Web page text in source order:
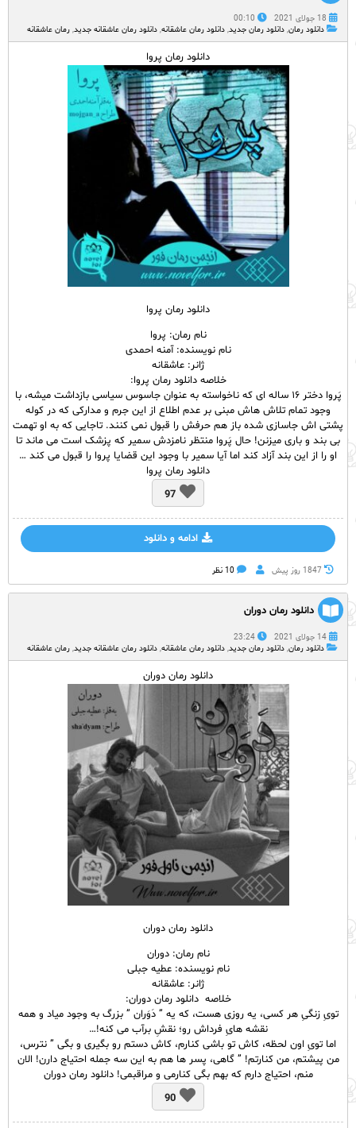
18 جولای 2021
00:10
دانلود رمان, دانلود رمان جدید, دانلود رمان عاشقانه, دانلود رمان عاشقانه جدید, رمان عاشقانه
دانلود رمان پروا
دانلود رمان پروا
نام رمان: پروا
نام نویسنده: آمنه احمدی
ژانر: عاشقانه
خلاصه دانلود رمان پروا:
پَروا دختر ۱۶ ساله ای که ناخواسته به عنوان جاسوس سیاسی بازداشت میشه، با
وجود تمام تلاش هاش مبنی بر عدم اطلاع از این جرم و مدارکی که در کوله
پشتی اش جاسازی شده باز هم حرفش را قبول نمی کنند. تاجایی که به او تهمت
بی بند و باری میزنن! حال پَروا منتظر نامزدش سمیر که پزشک است می ماند تا
او را از این بند آزاد کند اما آیا سمیر با وجود این قضایا پروا را قبول می کند …
دانلود رمان پروا
97
ادامه و دانلود
1847 روز پيش 10 نظر
دانلود رمان دوران
14 جولای 2021
23:24
دانلود رمان, دانلود رمان جدید, دانلود رمان عاشقانه, دانلود رمان عاشقانه جدید, رمان عاشقانه
دانلود رمان دوران
دانلود رمان دوران
نام رمان: دوران
نام نویسنده: عطیه جبلی
ژانر: عاشقانه
خلاصه دانلود رمان دوران:
تویِ زنگیِ هر کسی، یه روزی هست، که یه ” دَوَران ” بزرگ به وجود میاد و همه
نقشه هایِ فرداش رو؛ نقشِ برآب می کنه!…
اما تویِ اون لحظه، کاش تو باشی کنارم، کاش دستم رو بگیری و بگی ” نترس،
من پیشتم، من کنارتم! ” گاهی، پسر ها هم به این سه جمله احتیاج دارن! الان
منم، احتیاج دارم که بهم بگی کنارمی و مراقبمی! دانلود رمان دوران
90